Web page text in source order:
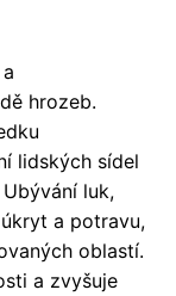
hrozeb.
lidských sídel
luk,
a potravu,
oblastí.
a zvyšuje